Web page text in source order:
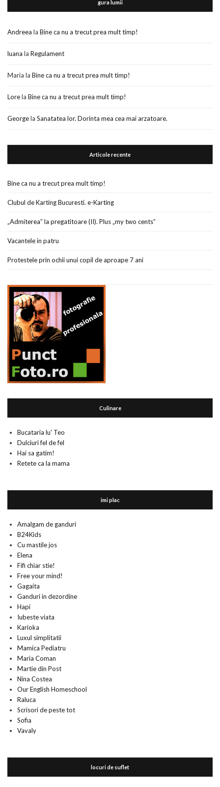
gura lumii
Andreea la Bine ca nu a trecut prea mult timp!
luana la Regulament
Maria la Bine ca nu a trecut prea mult timp!
Lorela Bine ca nu a trecut prea mult timp!
Georgela Sanatatea lor. Dorinta mea cea mai arzatoare.
Articole recente
Bine ca nu a trecut prea mult timp!
Clubul de Karting Bucuresti. e-Karting
„Admiterea” la pregatitoare (II). Plus „my two cents”
Vacantele in patru
Protestele prin ochii unui copil de aproape 7 ani
Culinare
Bucataria lu' Teo
Dulciuri fel de fel
Hai sa gatim!
Retete ca la mama
imi plac
Amalgam de ganduri
B24Kids
Cu mastile jos
Elena
Fifi chiar stie!
Free your mind!
Gagaita
Ganduri in dezordine
Hapi
Iubeste viata
Karioka
Luxul simplitatii
Mamica Pediatru
Maria Coman
Martie din Post
Nina Costea
Our English Homeschool
Raluca
Scrisori de peste tot
Sofia
Vavaly
locuri de suflet